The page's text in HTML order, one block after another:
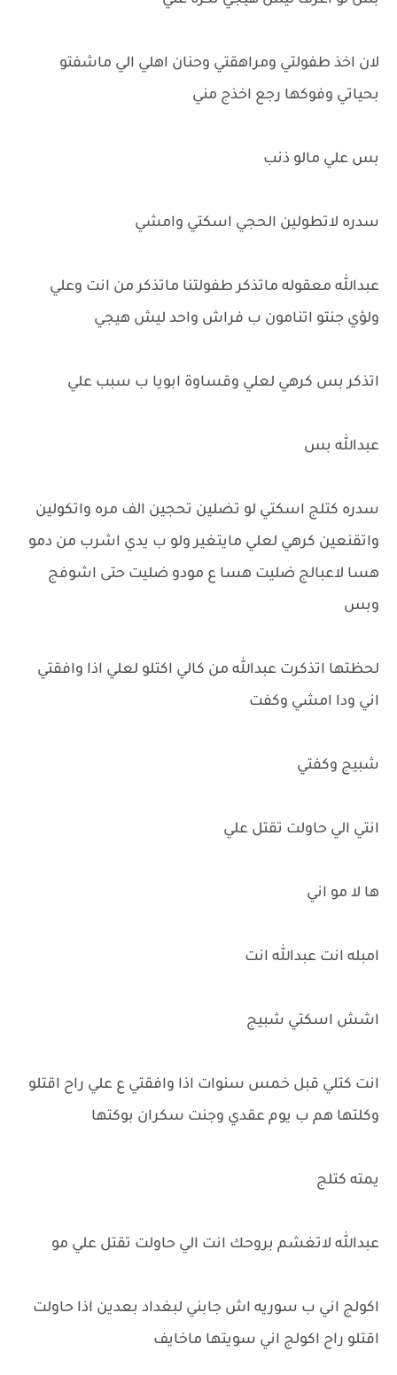
لان اخذ طفولتي ومراهقتي وحنان اهلي الي ماشفتو
بحياتي وفوكها رجع اخذج مني
بس علي مالو ذنب
سدره لاتطولين الحجي اسكتي وامشي
عبدالله معقوله ماتذكر طفولتنا ماتذكر من انت وعلي
ولؤي جنتو اتنامون ب فراش واحد ليش هيجي
اتذكر بس كرهي لعلي وقساوة ابويا ب سبب علي
عبدالله بس
سدره كتلج اسكتي لو تضلين تحجين الف مره واتكولين
واتقنعين كرهي لعلي مايتغير ولو ب يدي اشرب من دمو
هسا لاعبالج ضليت هسا ع مودو ضليت حتى اشوفج
وبس
لحظتها اتذكرت عبدالله من كالي اكتلو لعلي اذا وافقتي
اني ودا امشي وكفت
شبيج وكفتي
انتي الي حاولت تقتل علي
ها لا مو اني
امبله انت عبدالله انت
اشش اسكتي شبيج
انت كتلي قبل خمس سنوات اذا وافقتي ع علي راح اقتلو
وكلتها هم ب يوم عقدي وجنت سكران بوكتها
يمته كتلج
عبدالله لاتغشم بروحك انت الي حاولت تقتل علي مو
اكولج اني ب سوريه اش جابني لبغداد بعدين اذا حاولت
اقتلو راح اكولج اني سويتها ماخايف